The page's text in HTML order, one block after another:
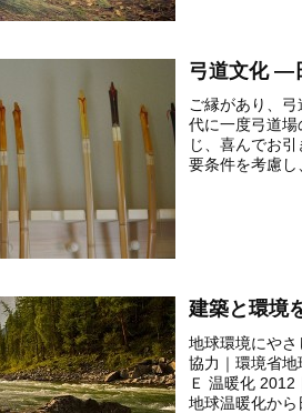
弓道文化 ―
ご縁があり、
代に一度弓道
じ、喜んでお
要条件を考慮
建築と環境
地球環境にや
協力｜環境省
Ｅ 温暖化 2012
地球温暖化から